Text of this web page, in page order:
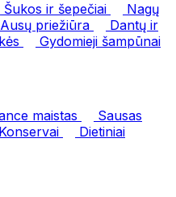
Šukos ir šepečiai
Nagų
Ausų priežiūra
Dantų ir
Gydomieji šampūnai
maistas
Sausas
Konservai
Dietiniai